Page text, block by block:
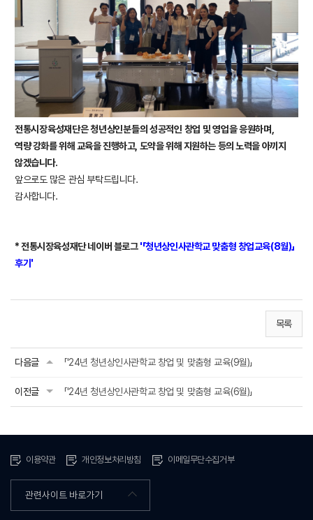
전통시장육성재단은 청년상인분들의 성공적인 창업 및 영업을 응원하며,
역량 강화를 위해 교육을 진행하고, 도약을 위해 지원하는 등의 노력을 아끼지
않겠습니다.
앞으로도 많은 관심 부탁드립니다.
감사합니다.
* 전통시장육성재단 네이버 블로그'「청년상인사관학교 맞춤형 창업교육(8월)」
후기 '
목록
다음글 「'24년 청년상인사관학교 창업 및 맞춤형 교육(9월)」
이전글 「'24년 청년상인사관학교 창업 및 맞춤형 교육(6월)」
이용약관 개인정보처리방침 이메일무단수집거부
관련사이트 바로가기